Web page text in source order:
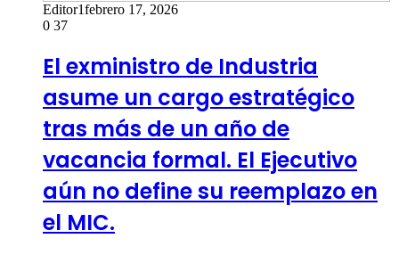
Editor1febrero 17, 2026
0 37
El exministro de Industria
asume un cargo estratégico
tras más de un año de
vacancia formal. El Ejecutivo
aún no define su reemplazo en
el MIC.